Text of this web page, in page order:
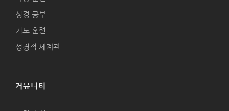
성경 공부
기도 훈련
성경적 세계관
커뮤니티